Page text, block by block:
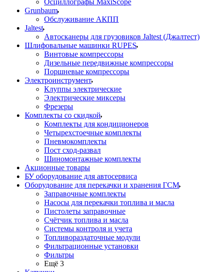
Осциллографы MaxiScope
Grunbaum
Обслуживание АКПП
Jaltest
Автосканеры для грузовиков Jaltest (Джалтест)
Шлифовальные машинки RUPES
Винтовые компрессоры
Дизельные передвижные компрессоры
Поршневые компрессоры
Электроинструмент
Клуппы электрические
Электрические миксеры
Фрезеры
Комплекты со скидкой
Комплекты для кондиционеров
Четырехстоечные комплекты
Пневмокомплекты
Пост сход-развал
Шиномонтажные комплекты
Акционные товары
БУ оборудование для автосервиса
Оборудование для перекачки и хранения ГСМ
Заправочные комплекты
Насосы для перекачки топлива и масла
Пистолеты заправочные
Счётчик топлива и масла
Системы контроля и учета
Топливораздаточные модули
Фильтрационные установки
Фильтры
Ещё 3